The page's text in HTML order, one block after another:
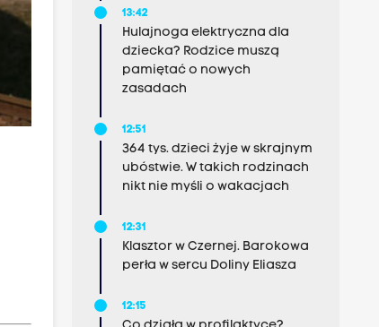
13:42
Hulajnoga elektryczna dla
dziecka? Rodzice muszą
pamiętać o nowych
zasadach
12:51
364 tys. dzieci żyje w skrajnym
ubóstwie. W takich rodzinach
nikt nie myśli o wakacjach
12:31
Klasztor w Czernej. Barokowa
perła w sercu Doliny Eliasza
12:15